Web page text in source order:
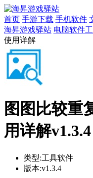
首页 手游下载 手机软件
海昇游戏驿站 电脑软件
使用详解
图图比较重
用详解v1.3.4
类型:工具软件
版本:v1.3.4